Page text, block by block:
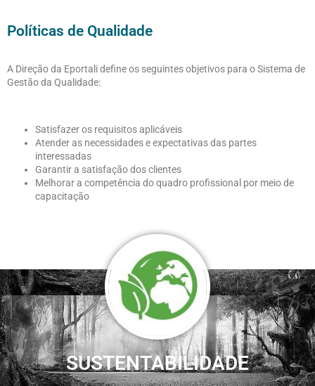
Políticas de Qualidade
A Direção da Eportali define os seguintes objetivos para o Sistema de
Gestão da Qualidade:
Satisfazer os requisitos aplicáveis
Atender as necessidades e expectativas das partes
interessadas
Garantir a satisfação dos clientes
Melhorar a competência do quadro profissional por meio de
capacitação
SUSTENTABILIDADE